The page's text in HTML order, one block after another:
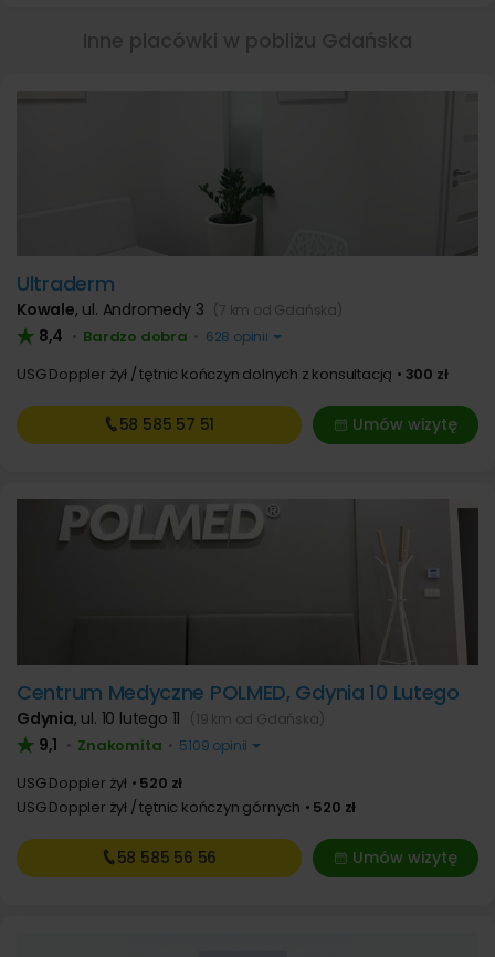
Ultraderm
Kowale, ul. Andromedy 3 (7 km od Gdańska)
8,4 • Bardzo dobra • 628 opinii
USG Doppler żył / tętnic kończyn dolnych z konsultacją 300 zł
Umów wizytę
58 585 57 51
Centrum Medyczne POLMED, Gdynia 10 Lutego
Gdynia, ul. 10 lutego 11 (19 km od Gdańska)
9,1 • Znakomita • 5109 opinii
USG Doppler żył
520 zł
USG Doppler żył / tętnic kończyn górnych
520 zł
Umów wizytę
58 585 56 56